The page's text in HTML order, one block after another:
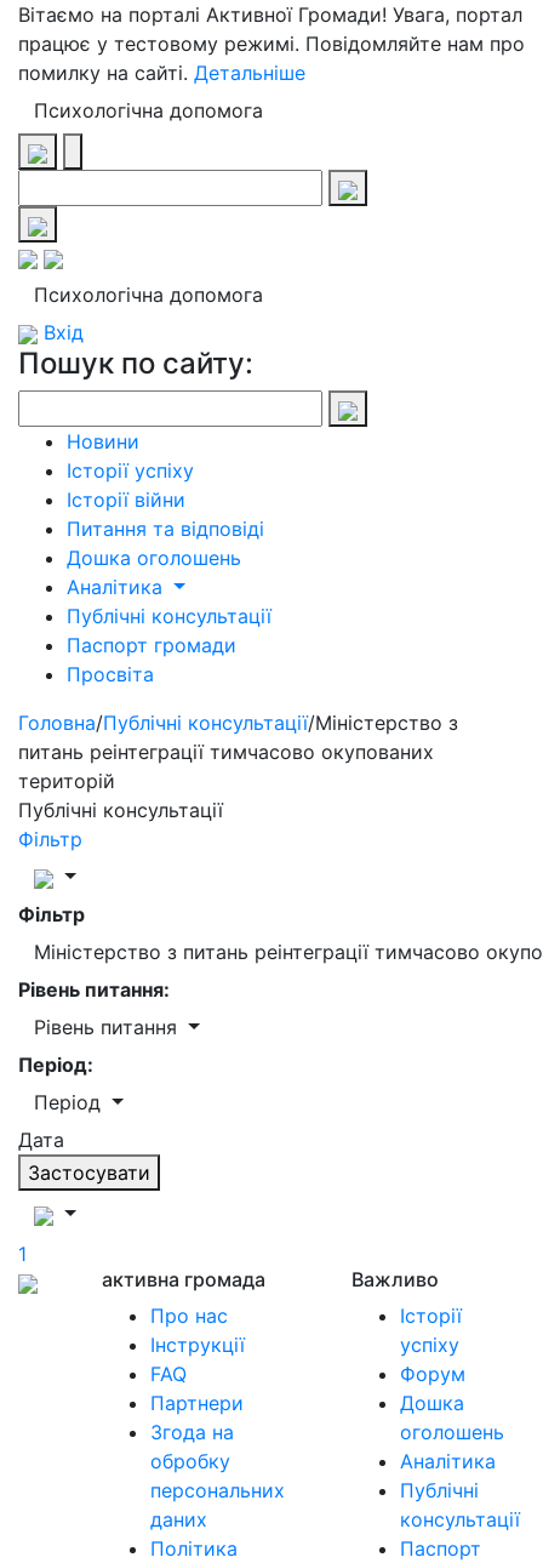
Вітаємо на порталі Активної Громади! Увага, портал
працює у тестовому режимі. Повідомляйте нам про
помилку на сайті. Детальніше
Психологічна допомога
Психологічна допомога
Вхід
Пошук по сайту:
Новини
Історії успіху
Історії війни
Питання та відповіді
Дошка оголошень
Аналітика
Публічні консультації
Паспорт громади
Просвіта
Головна/Публічні консультації/Міністерство з
питань реінтеграції тимчасово окупованих
територій
Публічні консультації
Фільтр
Фільтр
Міністерство з питань реінтеграції тимчасово
Рівень питання:
Рівень питання
Період:
Період
Дата
Застосувати
1
активна громада
Про нас
Інструкції
FAQ
Партнери
Згода на
обробку
персональних
даних
Політика
Важливо
Історії
успіху
Форум
Дошка
оголошень
Аналітика
Публічні
консультації
Паспорт